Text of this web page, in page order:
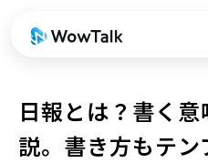
日報とは？書く
説。書き方もテ